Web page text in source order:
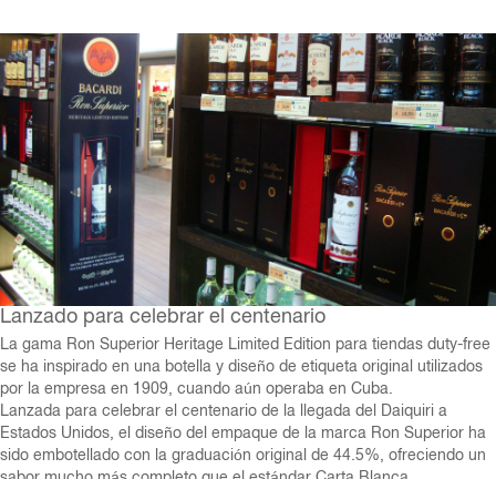
Lanzado para celebrar el centenario
La gama Ron Superior Heritage Limited Edition para tiendas duty-free
se ha inspirado en una botella y diseño de etiqueta original utilizados
por la empresa en 1909, cuando aún operaba en Cuba.
Lanzada para celebrar el centenario de la llegada del Daiquiri a
Estados Unidos, el diseño del empaque de la marca Ron Superior ha
sido embotellado con la graduación original de 44.5%, ofreciendo un